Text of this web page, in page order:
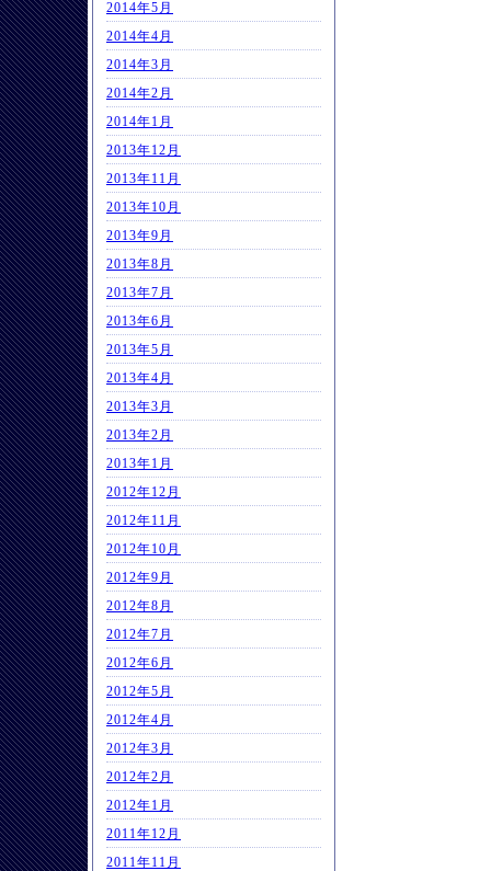
2014年5月
2014年4月
2014年3月
2014年2月
2014年1月
2013年12月
2013年11月
2013年10月
2013年9月
2013年8月
2013年7月
2013年6月
2013年5月
2013年4月
2013年3月
2013年2月
2013年1月
2012年12月
2012年11月
2012年10月
2012年9月
2012年8月
2012年7月
2012年6月
2012年5月
2012年4月
2012年3月
2012年2月
2012年1月
2011年12月
2011年11月